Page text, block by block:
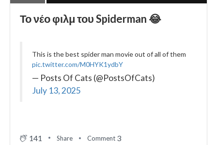
Το νέο φιλμ του Spiderman 😂
This is the best spider man movie out of all of them
pic.twitter.com/M0HYK1ydbY
— Posts Of Cats (@PostsOfCats)
July 13, 2025
141 Share Comment 3